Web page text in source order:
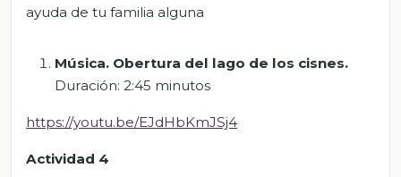
ayuda de tu familia alguna
Música. Obertura del lago de los cisnes.
Duración: 2:45 minutos
https://youtu.be/EJdHbKmJSj4
Actividad 4